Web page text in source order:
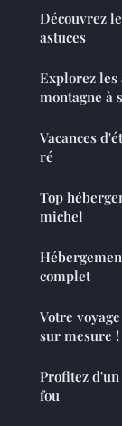
Découvrez
astuces
Explorez les
montagne à
Vacances
ré
Top
michel
complet
Votre
sur mesure !
Profitez
fou